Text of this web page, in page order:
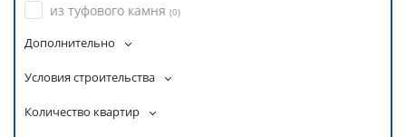
из туфового камня (0)
Дополнительно
Условия строительства
Количество квартир